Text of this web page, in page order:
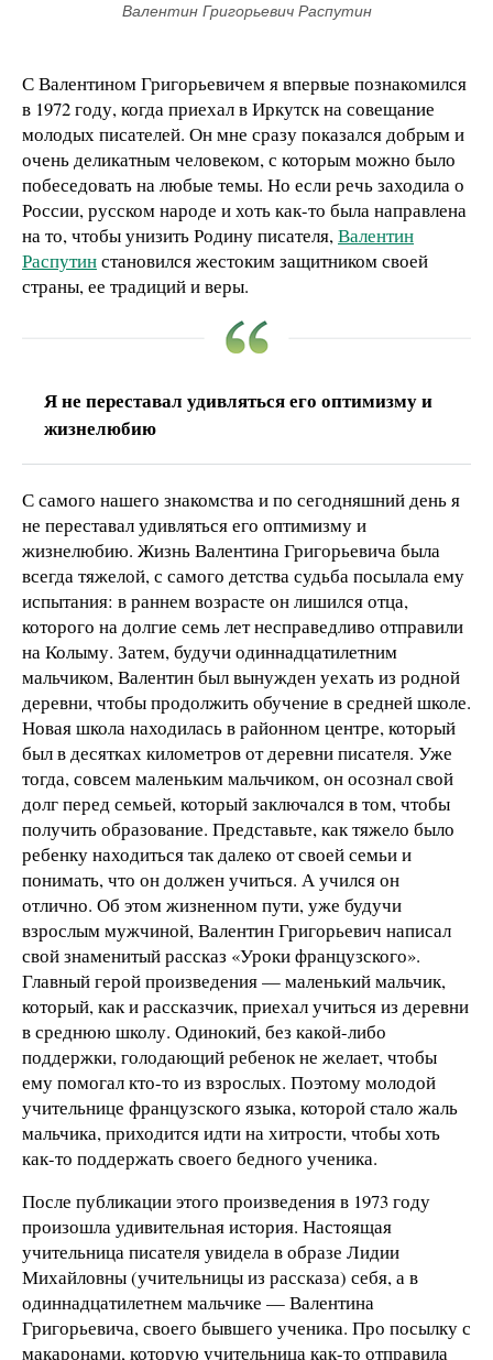
Валентин Григорьевич Распутин
С Валентином Григорьевичем я впервые познакомился
в 1972 году, когда приехал в Иркутск на совещание
молодых писателей. Он мне сразу показался добрым и
очень деликатным человеком, с которым можно было
побеседовать на любые темы. Но если речь заходила о
России, русском народе и хоть как-то была направлена
на то, чтобы унизить Родину писателя, Валентин
Распутинстановился жестоким защитником своей
страны, ее традиций и веры.
Я не переставал удивляться его оптимизму и
жизнелюбию
С самого нашего знакомства и по сегодняшний день я
не переставал удивляться его оптимизму и
жизнелюбию. Жизнь Валентина Григорьевича была
всегда тяжелой, с самого детства судьба посылала ему
испытания: в раннем возрасте он лишился отца,
которого на долгие семь лет несправедливо отправили
на Колыму. Затем, будучи одиннадцатилетним
мальчиком, Валентин был вынужден уехать из родной
деревни, чтобы продолжить обучение в средней школе.
Новая школа находилась в районном центре, который
был в десятках километров от деревни писателя. Уже
тогда, совсем маленьким мальчиком, он осознал свой
долг перед семьей, который заключался в том, чтобы
получить образование. Представьте, как тяжело было
ребенку находиться так далеко от своей семьи и
понимать, что он должен учиться. А учился он
отлично. Об этом жизненном пути, уже будучи
взрослым мужчиной, Валентин Григорьевич написал
свой знаменитый рассказ «Уроки французского».
Главный герой произведения — маленький мальчик,
который, как и рассказчик, приехал учиться из деревни
в среднюю школу. Одинокий, без какой-либо
поддержки, голодающий ребенок не желает, чтобы
ему помогал кто-то из взрослых. Поэтому молодой
учительнице французского языка, которой стало жаль
мальчика, приходится идти на хитрости, чтобы хоть
как-то поддержать своего бедного ученика.
После публикации этого произведения в 1973 году
произошла удивительная история. Настоящая
учительница писателя увидела в образе Лидии
Михайловны (учительницы из рассказа) себя, а в
одиннадцатилетнем мальчике — Валентина
Григорьевича, своего бывшего ученика. Про посылку с
макаронами, которую учительница как-то отправила